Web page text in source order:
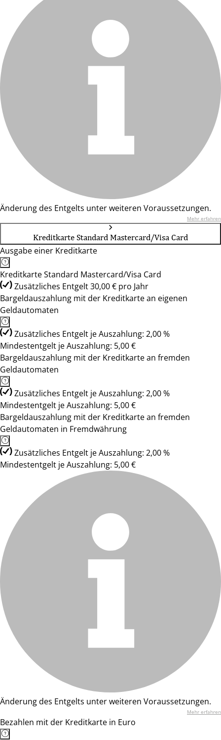
Änderung des Entgelts unter weiteren Voraussetzungen.
Mehr erfahren
Kreditkarte Standard Mastercard/Visa Card
Ausgabe einer Kreditkarte
Kreditkarte Standard Mastercard/Visa Card
Zusätzliches Entgelt 30,00 € pro Jahr
Bargeldauszahlung mit der Kreditkarte an eigenen
Geldautomaten
Zusätzliches Entgelt je Auszahlung: 2,00 %
Mindestentgelt je Auszahlung: 5,00 €
Bargeldauszahlung mit der Kreditkarte an fremden
Geldautomaten
Zusätzliches Entgelt je Auszahlung: 2,00 %
Mindestentgelt je Auszahlung: 5,00 €
Bargeldauszahlung mit der Kreditkarte an fremden
Geldautomaten in Fremdwährung
Zusätzliches Entgelt je Auszahlung: 2,00 %
Mindestentgelt je Auszahlung: 5,00 €
Änderung des Entgelts unter weiteren Voraussetzungen.
Mehr erfahren
Bezahlen mit der Kreditkarte in Euro